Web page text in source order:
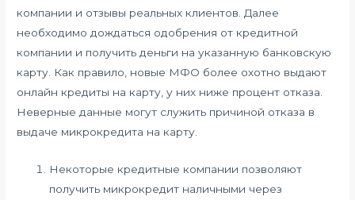
компании и отзывы реальных клиентов. Далее
необходимо дождаться одобрения от кредитной
компании и получить деньги на указанную банковскую
карту. Как правило, новые МФО более охотно выдают
онлайн кредиты на карту, у них ниже процент отказа.
Неверные данные могут служить причиной отказа в
выдаче микрокредита на карту.
Некоторые кредитные компании позволяют
получить микрокредит наличными через